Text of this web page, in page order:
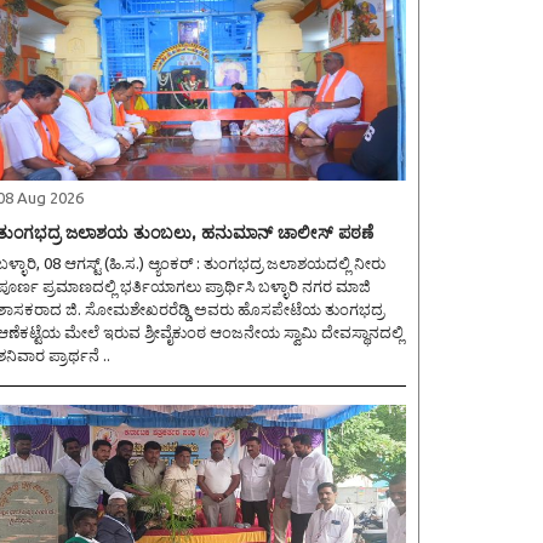
Aug 2026
ಜಲಾಶಯ ತುಂಬಲು, ಹನುಮಾನ್ ಚಾಲೀಸ್ ಪಠಣೆ
08 ಆಗಸ್ಟ್ (ಹಿ.ಸ.) ಆ್ಯಂಕರ್ : ತುಂಗಭದ್ರ ಜಲಾಶಯದಲ್ಲಿ ನೀರು
ಪ್ರಮಾಣದಲ್ಲಿ ಭರ್ತಿಯಾಗಲು ಪ್ರಾರ್ಥಿಸಿ ಬಳ್ಳಾರಿ ನಗರ ಮಾಜಿ
ಜಿ. ಸೋಮಶೇಖರರೆಡ್ಡಿ ಅವರು ಹೊಸಪೇಟೆಯ ತುಂಗಭದ್ರ
ಮೇಲೆ ಇರುವ ಶ್ರೀವೈಕುಂಠ ಆಂಜನೇಯ ಸ್ವಾಮಿ ದೇವಸ್ಥಾನದಲ್ಲಿ
ಪ್ರಾರ್ಥನೆ ..